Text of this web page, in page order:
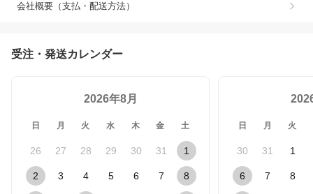
会社概要（支払・配送方法）
受注・発送カレンダー
2026年8月
日 月 火 水 木 金 土
26 27 28 29 30 31 1
2 3 4 5 6 7 8
日 月 火
30 31 1
6 7 8